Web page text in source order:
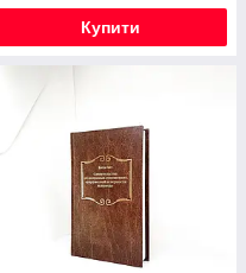
Купити